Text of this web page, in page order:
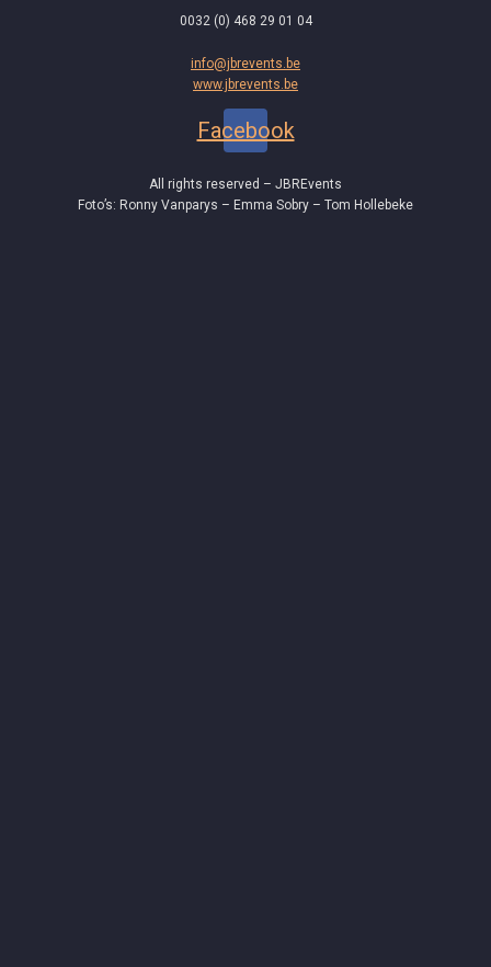
0032 (0) 468 29 01 04
info@jbrevents.be
www.jbrevents.be
Facebook
All rights reserved – JBREvents
Foto’s: Ronny Vanparys – Emma Sobry – Tom Hollebeke